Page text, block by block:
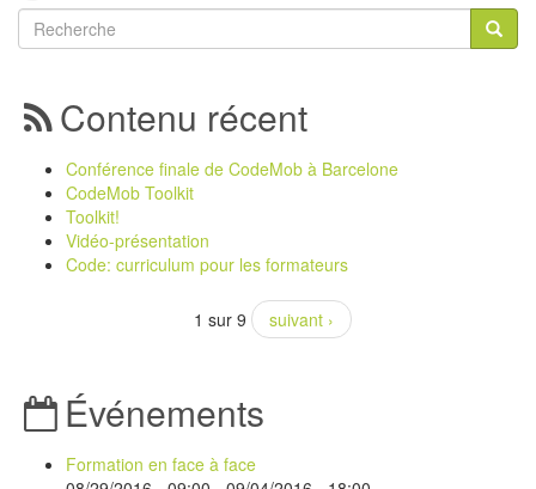
Formulaire
recherche
Contenu récent
Conférence finale de CodeMob à Barcelone
CodeMob Toolkit
Toolkit!
Vidéo-présentation
Code: curriculum pour les formateurs
1 sur 9 suivant ›
Événements
Formation en face à face